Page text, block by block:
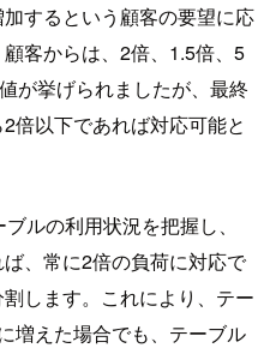
するという顧客の要望に応
客からは、2倍、1.5倍、5
が挙げられましたが、最終
倍以下であれば対応可能と
ルの利用状況を把握し、
、常に2倍の負荷に対応で
します。これにより、テー
増えた場合でも、テーブル